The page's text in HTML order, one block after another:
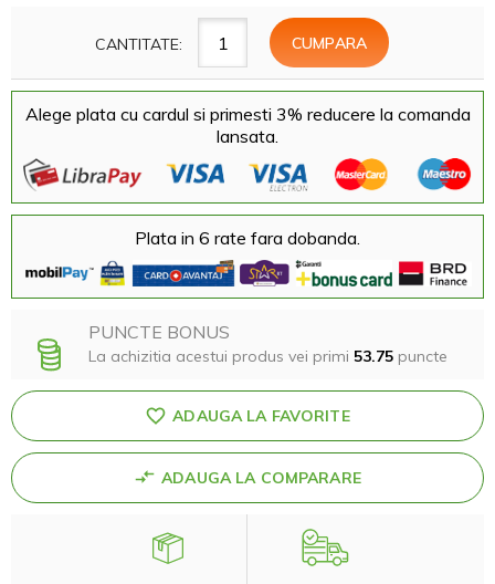
CANTITATE:
Alege plata cu cardul si primesti 3% reducere la comanda
lansata.
Plata in 6 rate fara dobanda.
PUNCTE BONUS
La achizitia acestui produs vei primi 53.75 puncte
ADAUGA LA FAVORITE
ADAUGA LA COMPARARE